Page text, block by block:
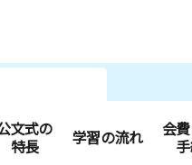
文式の
特長
学習の流れ
会